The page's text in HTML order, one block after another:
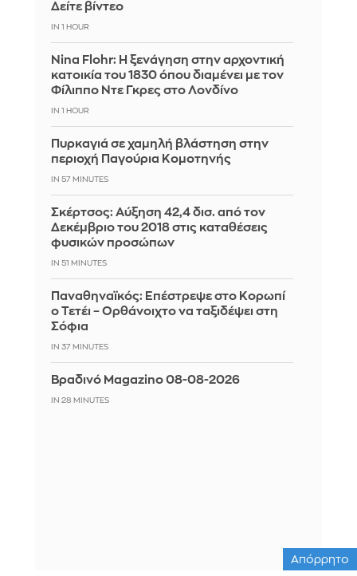
Δείτε βίντεο
IN 1 HOUR
Nina Flohr: Η ξενάγηση στην αρχοντική
κατοικία του 1830 όπου διαμένει με τον
Φίλιππο Ντε Γκρες στο Λονδίνο
IN 1 HOUR
Πυρκαγιά σε χαμηλή βλάστηση στην
περιοχή Παγούρια Κομοτηνής
IN 57 MINUTES
Σκέρτσος: Αύξηση 42,4 δισ. από τον
Δεκέμβριο του 2018 στις καταθέσεις
φυσικών προσώπων
IN 51 MINUTES
Παναθηναϊκός: Επέστρεψε στο Κορωπί
ο Τετέι – Ορθάνοιχτο να ταξιδέψει στη
Σόφια
IN 37 MINUTES
Βραδινό Magazino 08-08-2026
IN 28 MINUTES
Απόρρητο